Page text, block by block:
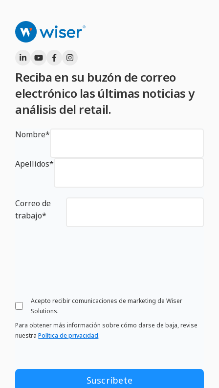
Reciba en su buzón de correo
electrónico las últimas noticias y
análisis del retail.
Nombre*
Apellidos*
Correo de
trabajo*
Acepto recibir comunicaciones de marketing de Wiser
Solutions.
Para obtener más información sobre cómo darse de baja, revise
nuestraPolítica de privacidad.